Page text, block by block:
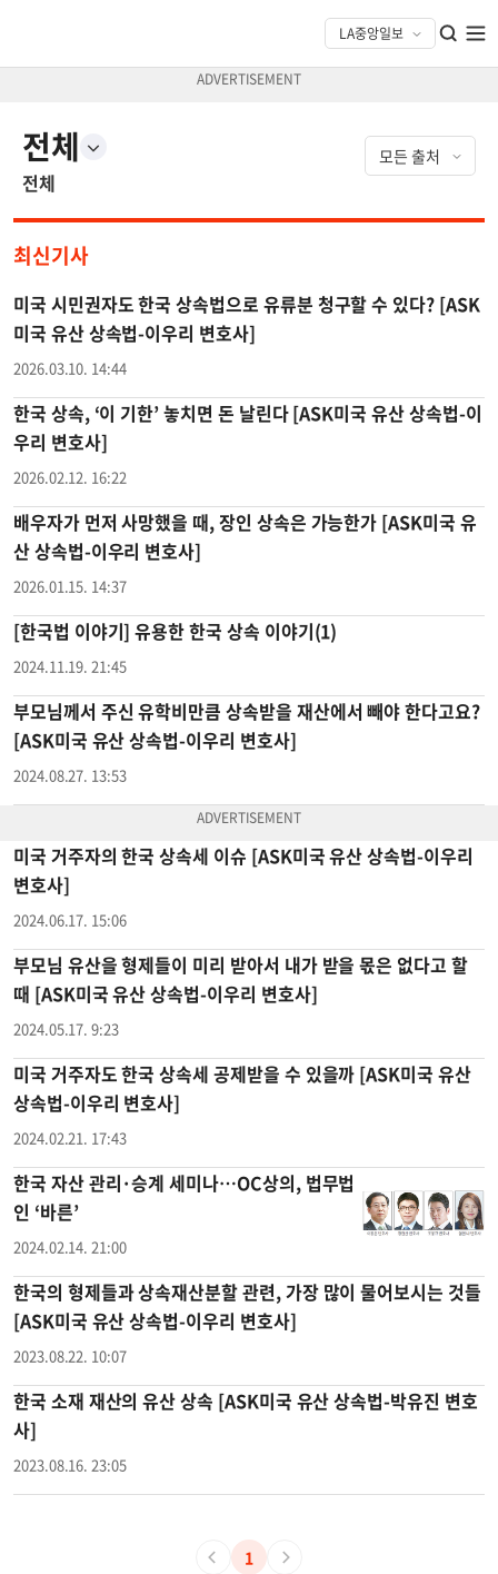
전체
전체
최신기사
미국 시민권자도 한국 상속법으로 유류분 청구할 수 있다? [ASK
미국 유산 상속법-이우리 변호사]
2026.03.10. 14:44
한국 상속, ‘이 기한’ 놓치면 돈 날린다 [ASK미국 유산 상속법-이
우리 변호사]
2026.02.12. 16:22
배우자가 먼저 사망했을 때, 장인 상속은 가능한가 [ASK미국 유
산 상속법-이우리 변호사]
2026.01.15. 14:37
[한국법 이야기] 유용한 한국 상속 이야기(1)
2024.11.19. 21:45
부모님께서 주신 유학비만큼 상속받을 재산에서 빼야 한다고요?
[ASK미국 유산 상속법-이우리 변호사]
2024.08.27. 13:53
미국 거주자의 한국 상속세 이슈 [ASK미국 유산 상속법-이우리
변호사]
2024.06.17. 15:06
부모님 유산을 형제들이 미리 받아서 내가 받을 몫은 없다고 할
때 [ASK미국 유산 상속법-이우리 변호사]
2024.05.17. 9:23
미국 거주자도 한국 상속세 공제받을 수 있을까 [ASK미국 유산
상속법-이우리 변호사]
2024.02.21. 17:43
한국 자산 관리·승계 세미나…OC상의, 법무법
인 ‘바른’
2024.02.14. 21:00
한국의 형제들과 상속재산분할 관련, 가장 많이 물어보시는 것들
[ASK미국 유산 상속법-이우리 변호사]
2023.08.22. 10:07
한국 소재 재산의 유산 상속 [ASK미국 유산 상속법-박유진 변호
사]
2023.08.16. 23:05
1